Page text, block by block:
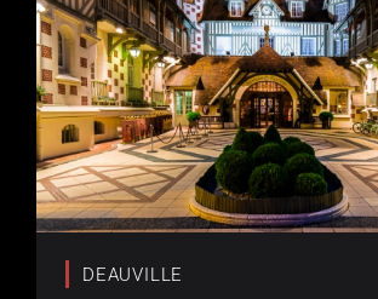
DEAUVILLE